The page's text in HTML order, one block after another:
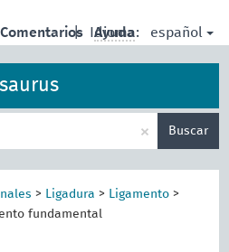
| Idioma: español
Comentarios Ayuda
× Buscar
> Ligadura > Ligamento >
fundamental